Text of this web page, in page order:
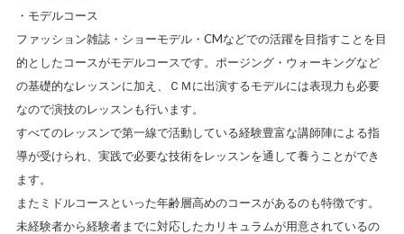
・モデルコース
ファッション雑誌・ショーモデル・CMなどでの活躍を目指すことを目
的としたコースがモデルコースです。ポージング・ウォーキングなど
の基礎的なレッスンに加え、ＣＭに出演するモデルには表現力も必要
なので演技のレッスンも行います。
すべてのレッスンで第一線で活動している経験豊富な講師陣による指
導が受けられ、実践で必要な技術をレッスンを通して養うことができ
ます。
またミドルコースといった年齢層高めのコースがあるのも特徴です。
未経験者から経験者までに対応したカリキュラムが用意されているの